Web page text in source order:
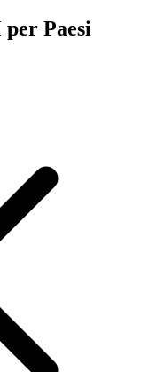
per Paesi